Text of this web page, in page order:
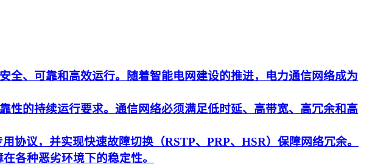
全、可靠和高效运行。随着智能电网建设的推进，电力通信网络成为
性的持续运行要求。通信网络必须满足低时延、高带宽、高冗余和高
协议，并实现快速故障切换（RSTP、PRP、HSR）保障网络冗余。
各种恶劣环境下的稳定性。